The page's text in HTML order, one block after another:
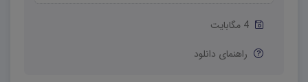
4 مگابایت
راهنمای دانلود